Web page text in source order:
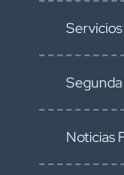
Noticias